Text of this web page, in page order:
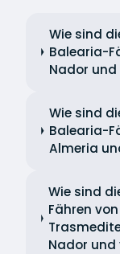
Wie sind
Balearia-
Nador
Wie sind
Balearia-
Almeria
Wie sind
Fähren
Nador und